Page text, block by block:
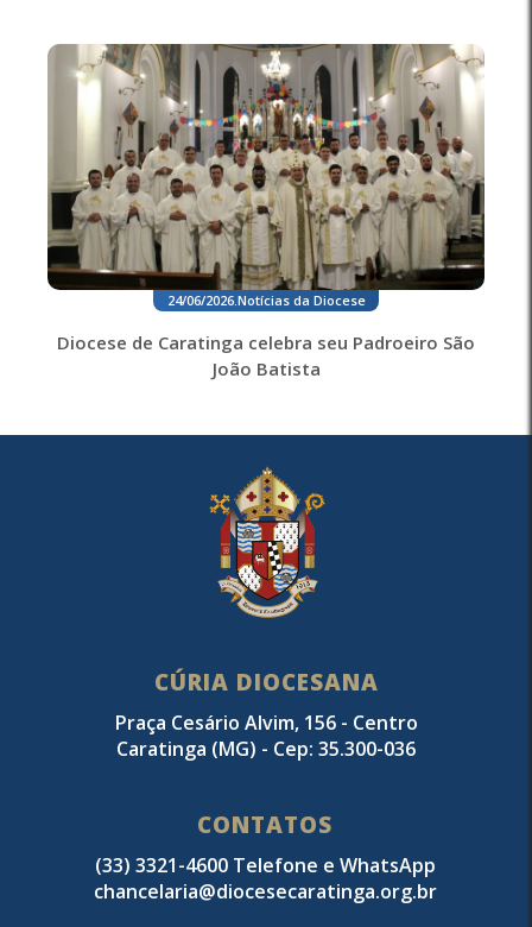
24/06/2026. Notícias da Diocese
Diocese de Caratinga celebra seu Padroeiro São
João Batista
CÚRIA DIOCESANA
Praça Cesário Alvim, 156 - Centro
Caratinga (MG) - Cep: 35.300-036
CONTATOS
(33) 3321-4600 Telefone e WhatsApp
chancelaria@diocesecaratinga.org.br